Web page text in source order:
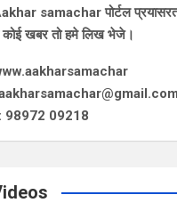
samachar पोर्टल
कोई खबर तो हमे लिख भेजे।
98972 09218